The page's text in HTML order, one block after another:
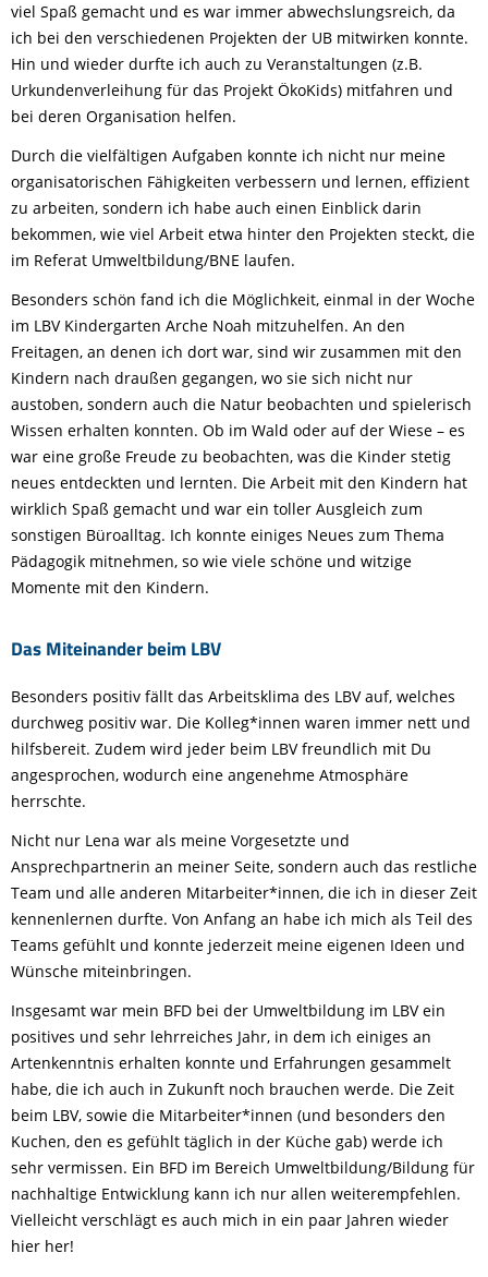
viel Spaß gemacht und es war immer abwechslungsreich, da
ich bei den verschiedenen Projekten der UB mitwirken konnte.
Hin und wieder durfte ich auch zu Veranstaltungen (z.B.
Urkundenverleihung für das Projekt ÖkoKids) mitfahren und
bei deren Organisation helfen.
Durch die vielfältigen Aufgaben konnte ich nicht nur meine
organisatorischen Fähigkeiten verbessern und lernen, effizient
zu arbeiten, sondern ich habe auch einen Einblick darin
bekommen, wie viel Arbeit etwa hinter den Projekten steckt, die
im Referat Umweltbildung/BNE laufen.
Besonders schön fand ich die Möglichkeit, einmal in der Woche
im LBV Kindergarten Arche Noah mitzuhelfen. An den
Freitagen, an denen ich dort war, sind wir zusammen mit den
Kindern nach draußen gegangen, wo sie sich nicht nur
austoben, sondern auch die Natur beobachten und spielerisch
Wissen erhalten konnten. Ob im Wald oder auf der Wiese – es
war eine große Freude zu beobachten, was die Kinder stetig
neues entdeckten und lernten. Die Arbeit mit den Kindern hat
wirklich Spaß gemacht und war ein toller Ausgleich zum
sonstigen Büroalltag. Ich konnte einiges Neues zum Thema
Pädagogik mitnehmen, so wie viele schöne und witzige
Momente mit den Kindern.
Das Miteinander beim LBV
Besonders positiv fällt das Arbeitsklima des LBV auf, welches
durchweg positiv war. Die Kolleg*innen waren immer nett und
hilfsbereit. Zudem wird jeder beim LBV freundlich mit Du
angesprochen, wodurch eine angenehme Atmosphäre
herrschte.
Nicht nur Lena war als meine Vorgesetzte und
Ansprechpartnerin an meiner Seite, sondern auch das restliche
Team und alle anderen Mitarbeiter*innen, die ich in dieser Zeit
kennenlernen durfte. Von Anfang an habe ich mich als Teil des
Teams gefühlt und konnte jederzeit meine eigenen Ideen und
Wünsche miteinbringen.
Insgesamt war mein BFD bei der Umweltbildung im LBV ein
positives und sehr lehrreiches Jahr, in dem ich einiges an
Artenkenntnis erhalten konnte und Erfahrungen gesammelt
habe, die ich auch in Zukunft noch brauchen werde. Die Zeit
beim LBV, sowie die Mitarbeiter*innen (und besonders den
Kuchen, den es gefühlt täglich in der Küche gab) werde ich
sehr vermissen. Ein BFD im Bereich Umweltbildung/Bildung für
nachhaltige Entwicklung kann ich nur allen weiterempfehlen.
Vielleicht verschlägt es auch mich in ein paar Jahren wieder
hier her!